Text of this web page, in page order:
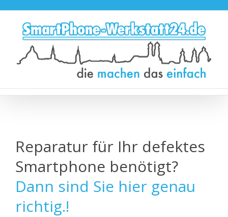
springen
Reparatur für Ihr defektes
Smartphone benötigt?
Dann sind Sie hier genau
richtig.!